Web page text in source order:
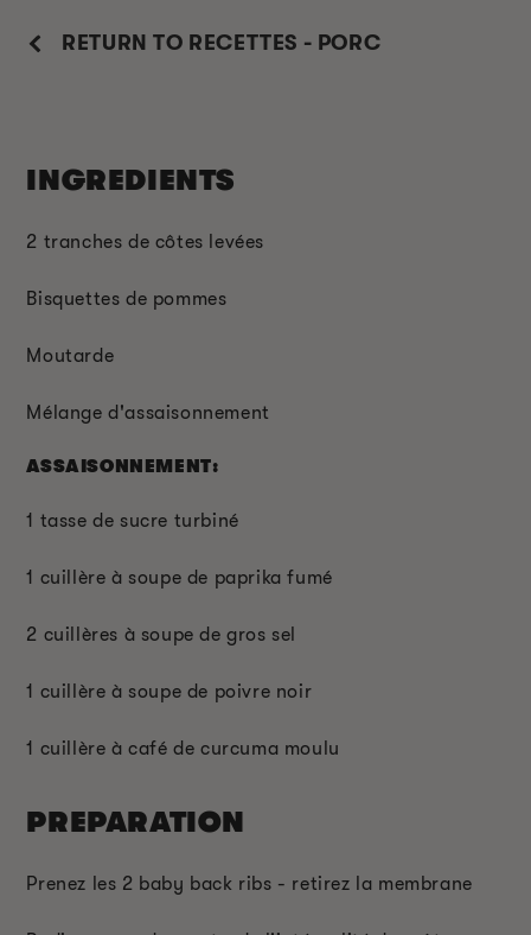
RETURN TO RECETTES - PORC
INGREDIENTS
2 tranches de côtes levées
Bisquettes de pommes
Moutarde
Mélange d'assaisonnement
ASSAISONNEMENT:
1 tasse de sucre turbiné
1 cuillère à soupe de paprika fumé
2 cuillères à soupe de gros sel
1 cuillère à soupe de poivre noir
1 cuillère à café de curcuma moulu
PREPARATION
Prenez les 2 baby back ribs - retirez la membrane